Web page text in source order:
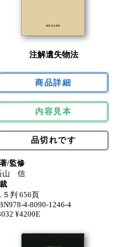
注解遺失物法
内容見本
品切れです
/監修
山 信
５判 656頁
4-8090-1246-4
¥4200E